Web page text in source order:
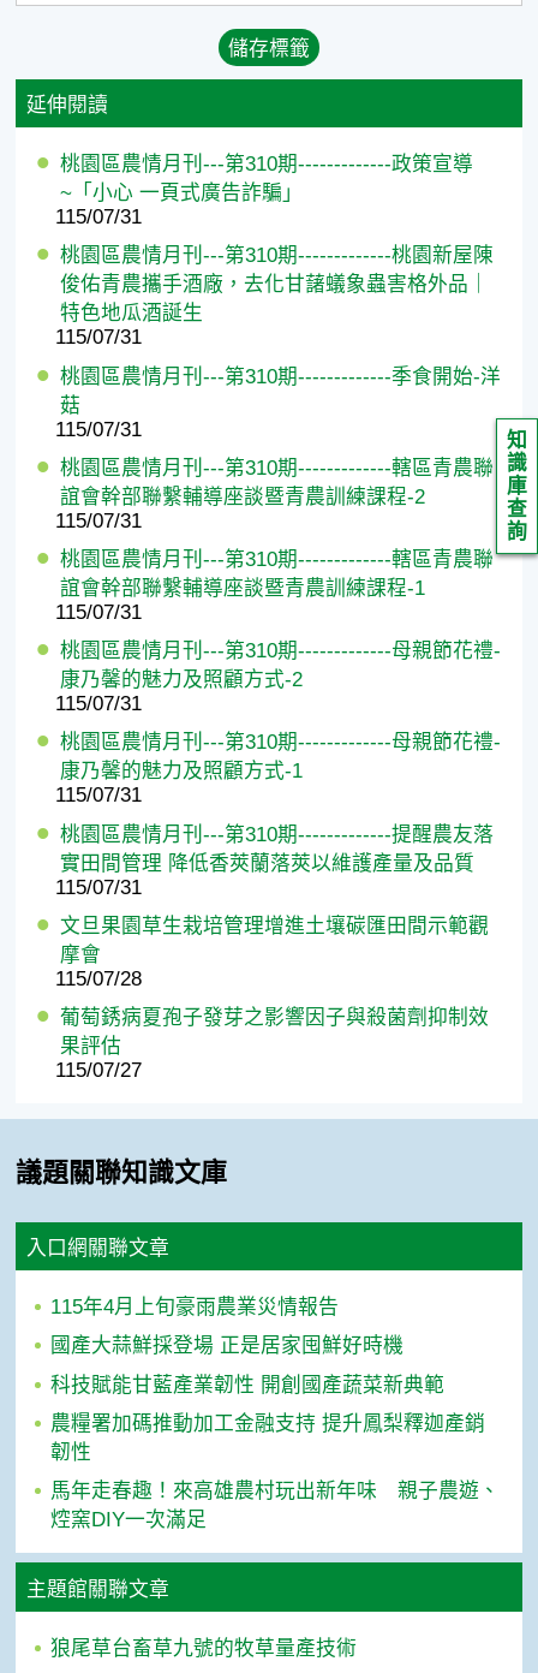
知
識
庫
查
詢
延伸閱讀
桃園區農情月刊---第310期-------------政策宣導
~「小心 一頁式廣告詐騙」
115/07/31
桃園區農情月刊---第310期-------------桃園新屋陳
俊佑青農攜手酒廠，去化甘藷蟻象蟲害格外品｜
特色地瓜酒誕生
115/07/31
桃園區農情月刊---第310期-------------季食開始-洋
菇
115/07/31
桃園區農情月刊---第310期-------------轄區青農聯
誼會幹部聯繫輔導座談暨青農訓練課程-2
115/07/31
桃園區農情月刊---第310期-------------轄區青農聯
誼會幹部聯繫輔導座談暨青農訓練課程-1
115/07/31
桃園區農情月刊---第310期-------------母親節花禮-
康乃馨的魅力及照顧方式-2
115/07/31
桃園區農情月刊---第310期-------------母親節花禮-
康乃馨的魅力及照顧方式-1
115/07/31
桃園區農情月刊---第310期-------------提醒農友落
實田間管理 降低香莢蘭落莢以維護產量及品質
115/07/31
文旦果園草生栽培管理增進土壤碳匯田間示範觀
摩會
115/07/28
葡萄銹病夏孢子發芽之影響因子與殺菌劑抑制效
果評估
115/07/27
議題關聯知識文庫
入口網關聯文章
115年4月上旬豪雨農業災情報告
國產大蒜鮮採登場 正是居家囤鮮好時機
科技賦能甘藍產業韌性 開創國產蔬菜新典範
農糧署加碼推動加工金融支持 提升鳳梨釋迦產銷
韌性
馬年走春趣！來高雄農村玩出新年味 親子農遊、
焢窯DIY一次滿足
主題館關聯文章
狼尾草台畜草九號的牧草量產技術